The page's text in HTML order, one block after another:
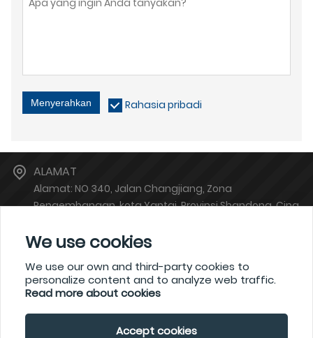
Menyerahkan Rahasia pribadi
ALAMAT
Alamat: NO 340, Jalan Changjiang, Zona
Pengembangan, kota Yantai, Provinsi Shandong, Cina
atsales@atinstruments.com
TELEPON
+86-6778766
We use cookies
We use our own and third-party cookies to
personalize content and to analyze web traffic.
Read more about cookies
Accept cookies